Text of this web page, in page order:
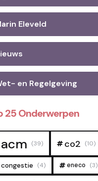
Eleveld
en Regelgeving
25 Onderwerpen
acm (39) co2 (10)
congestie (4) eneco (3)